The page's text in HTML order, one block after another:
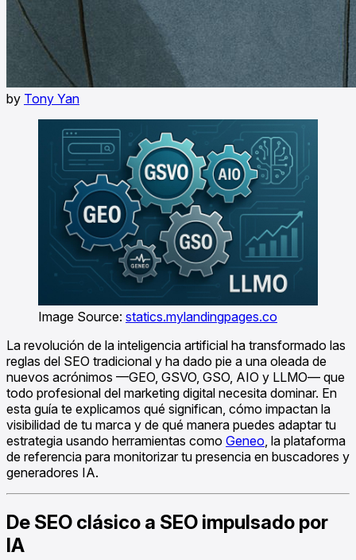
by Tony Yan
Image Source: statics.mylandingpages.co
La revolución de la inteligencia artificial ha transformado las
reglas del SEO tradicional y ha dado pie a una oleada de
nuevos acrónimos —GEO, GSVO, GSO, AIO y LLMO— que
todo profesional del marketing digital necesita dominar. En
esta guía te explicamos qué significan, cómo impactan la
visibilidad de tu marca y de qué manera puedes adaptar tu
estrategia usando herramientas como Geneo, la plataforma
de referencia para monitorizar tu presencia en buscadores y
generadores IA.
De SEO clásico a SEO impulsado por
IA